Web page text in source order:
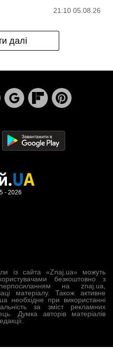
21:10 05.08.26
далі
із сайта «Znaj.ua» можуть
безкоштовно з
на znaj.ua,
матеріалу. Також активне
необхідне при використанні
за зміст рекламних
Думка авторів матеріалів
- 2026